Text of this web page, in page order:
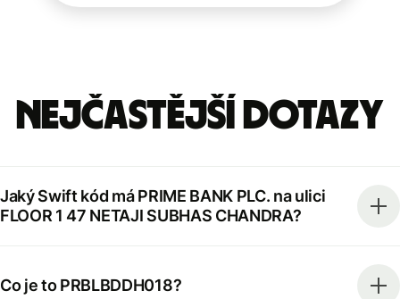
Nejčastější dotazy
Jaký Swift kód má PRIME BANK PLC. na ulici
FLOOR 1 47 NETAJI SUBHAS CHANDRA?
Co je to PRBLBDDH018?